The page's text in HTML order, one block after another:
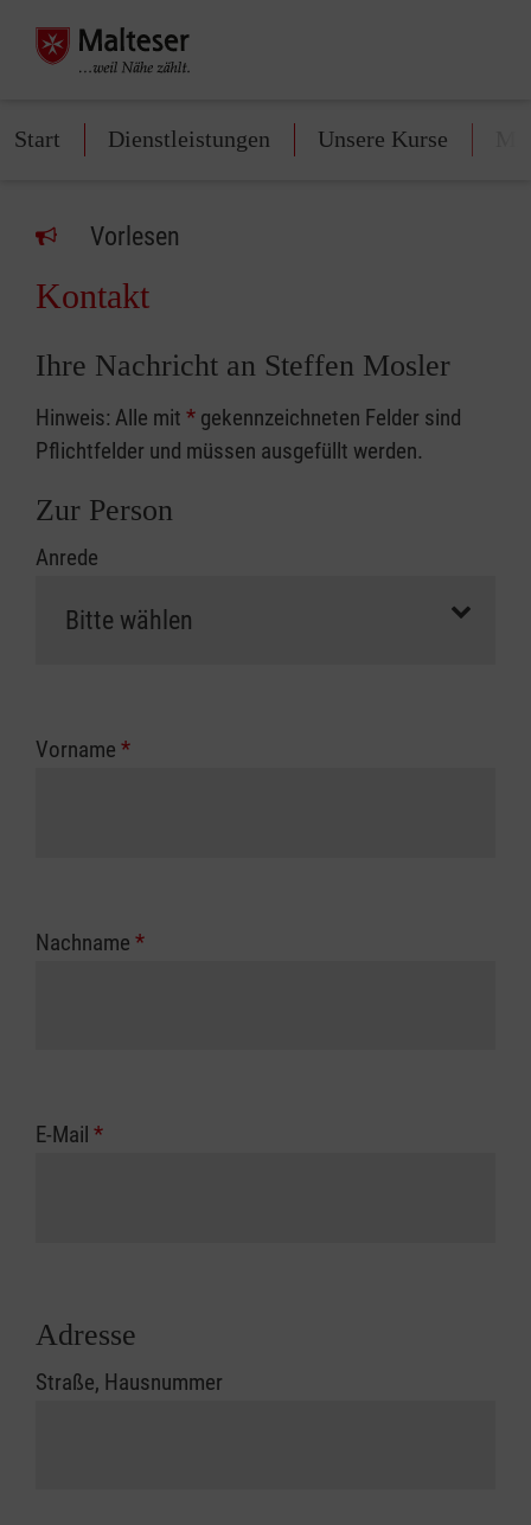
Start Dienstleistungen Unsere Kurse
Vorlesen
Kontakt
Ihre Nachricht an Steffen Mosler
Hinweis: Alle mit * gekennzeichneten Felder sind
Pflichtfelder und müssen ausgefüllt werden.
Zur Person
Anrede
Vorname *
Nachname *
E-Mail *
Adresse
Straße, Hausnummer